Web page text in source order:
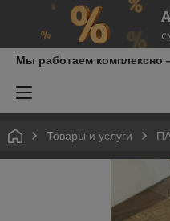
Мы работаем комплексно
Товары и услуги